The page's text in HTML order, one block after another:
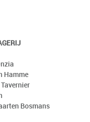
Hamme
Bosmans